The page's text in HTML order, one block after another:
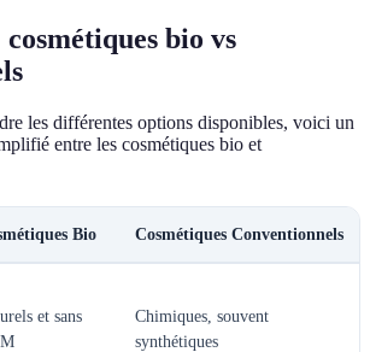
bio vs
les différentes options disponibles, voici un
entre les cosmétiques bio et
Bio Cosmétiques Conventionnels
et sans
Chimiques, souvent
synthétiques